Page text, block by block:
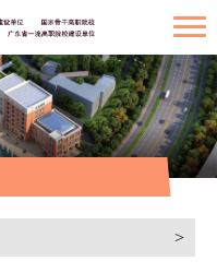
>